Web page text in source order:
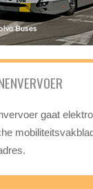
gaat